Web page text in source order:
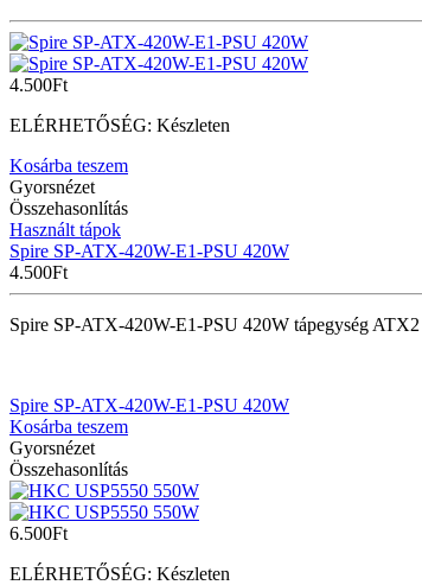
4.500Ft
ELÉRHETŐSÉG: Készleten
Kosárba teszem
Gyorsnézet
Összehasonlítás
Használt tápok
Spire SP-ATX-420W-E1-PSU 420W
4.500Ft
Spire SP-ATX-420W-E1-PSU 420W tápegység
Spire SP-ATX-420W-E1-PSU 420W
Kosárba teszem
Gyorsnézet
Összehasonlítás
6.500Ft
ELÉRHETŐSÉG: Készleten